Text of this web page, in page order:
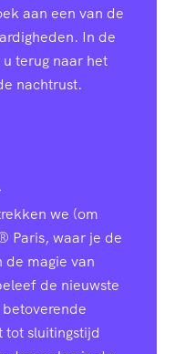
aan een van de
In de
terug naar het
nachtrust.
we (om
Paris, waar je de
de magie van
de nieuwste
tot sluitingstijd